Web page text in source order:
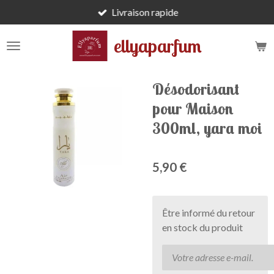
au
contenu
ellyaparfum
Livraison rapide
Désodorisant
pour Maison
300ml, yara moi
5,90 €
Être informé du retour
en stock du produit